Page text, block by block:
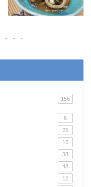
156
6
25
16
33
48
12